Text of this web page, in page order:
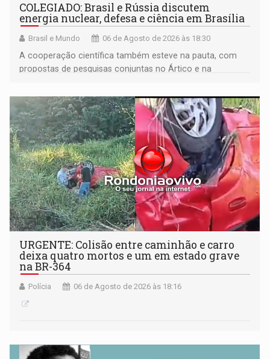
COLEGIADO: Brasil e Rússia discutem
energia nuclear, defesa e ciência em Brasília
Brasil e Mundo 06 de Agosto de 2026 às 18:30
A cooperação científica também esteve na pauta, com
propostas de pesquisas conjuntas no Ártico e na
URGENTE: Colisão entre caminhão e carro
deixa quatro mortos e um em estado grave
na BR-364
Polícia 06 de Agosto de 2026 às 18:16